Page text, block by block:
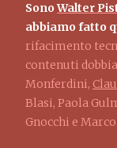
SonoWalter
abbiamo fatto
rifacimento
contenuti
Monferdini,
Blasi, Paola
Gnocchi e